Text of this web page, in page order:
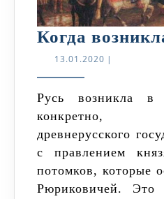
Когда
13.01.2020 13.01.2020
|
Русь возникла в IX веке. Более
конкретно,
древнерусского
с правлением
потомков, которые
Рюриковичей. Это